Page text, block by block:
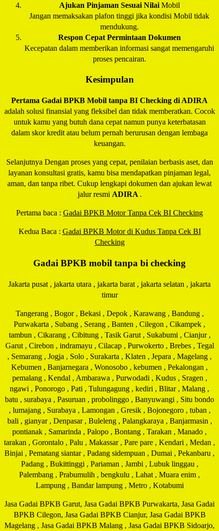
Ajukan Pinjaman Sesuai Nilai Mobil
Jangan memaksakan plafon tinggi jika kondisi Mobil tidak
mendukung.
Respon Cepat Permintaan Dokumen
Kecepatan dalam memberikan informasi sangat memengaruhi
proses pencairan.
Kesimpulan
Pertama Gadai BPKB Mobil tanpa BI Checking di ADIRA
adalah solusi finansial yang fleksibel dan tidak memberatkan. Cocok
untuk kamu yang butuh dana cepat namun punya keterbatasan
dalam skor kredit atau belum pernah berurusan dengan lembaga
keuangan.
Selanjutnya Dengan proses yang cepat, penilaian berbasis aset, dan
layanan konsultasi gratis, kamu bisa mendapatkan pinjaman legal,
aman, dan tanpa ribet. Cukup lengkapi dokumen dan ajukan lewat
jalur resmi ADIRA .
Pertama baca : Gadai BPKB Motor Tanpa Cek BI Checking
Kedua Baca : Gadai BPKB Motor di Kudus Tanpa Cek BI
Checking
Gadai BPKB mobil tanpa bi checking
Jakarta pusat , jakarta utara , jakarta barat , jakarta selatan , jakarta
timur
Tangerang , Bogor , Bekasi , Depok , Karawang , Bandung ,
Purwakarta , Subang , Serang , Banten , Cilegon , Cikampek ,
tambun , Cikarang , Cibitung , Tasik Garut , Sukabumi , Cianjur ,
Garut , Cirebon , indramayu , Cilacap , Purwokerto , Brebes , Tegal
, Semarang , Jogja , Solo , Surakarta , Klaten , Jepara , Magelang ,
Kebumen , Banjarnegara , Wonosobo , kebumen , Pekalongan ,
pemalang , Kendal , Ambarawa , Purwodadi , Kudus , Sragen ,
ngawi , Ponorogo , Pati , Tulungagung , kediri , Blitar , Malang ,
batu , surabaya , Pasuruan , probolinggo , Banyuwangi , Situ bondo
, lumajang , Surabaya , Lamongan , Gresik , Bojonegoro , tuban ,
bali , gianyar , Denpasar , Buleleng , Palangkaraya , Banjarmasin ,
pontianak , Samarinda , Palopo , Bontang , Tarakan , Manado ,
tarakan , Gorontalo , Palu , Makassar , Pare pare , Kendari , Medan ,
Binjai , Pematang siantar , Padang sidempuan , Dumai , Pekanbaru ,
Padang , Bukittinggi , Pariaman , Jambi , Lubuk linggau ,
Palembang , Prabumulih , bengkulu , Lahat , Muara enim ,
Lampung , Bandar lampung , Metro , Kotabumi
Jasa Gadai BPKB Garut, Jasa Gadai BPKB Purwakarta, Jasa Gadai
BPKB Cilegon, Jasa Gadai BPKB Cianjur, Jasa Gadai BPKB
Magelang , Jasa Gadai BPKB Malang , Jasa Gadai BPKB Sidoarjo,